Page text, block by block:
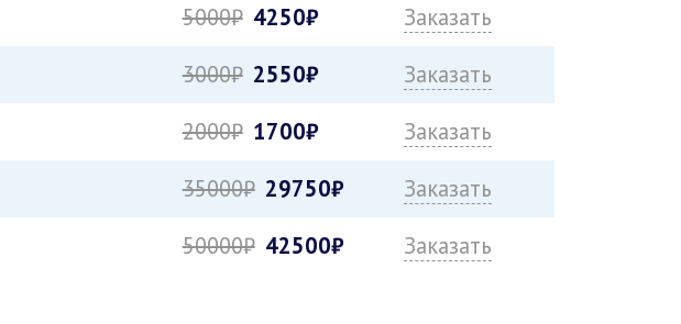
5000₽ 4250₽
Заказать
3000₽ 2550₽
Заказать
2000₽ 1700₽
Заказать
35000₽ 29750₽
Заказать
50000₽ 42500₽ Заказать